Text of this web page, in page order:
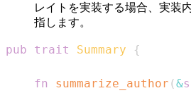
レイトを実装する場合、実装
指します。
pub trait Summary {
fn summarize_author (&